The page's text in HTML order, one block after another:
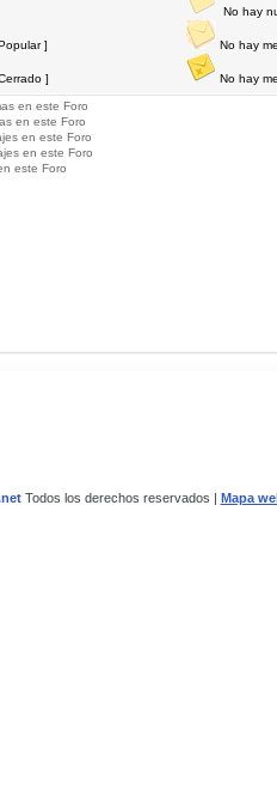
]
]
No hay
No hay
No hay
en este Foro
en este Foro
en este Foro
en este Foro
este Foro
Todos los derechos reservados | Mapa